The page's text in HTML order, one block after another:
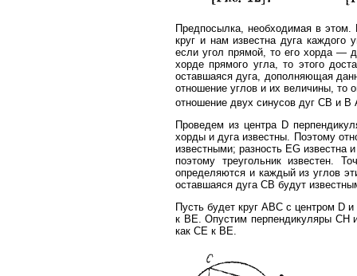
Предпосылка, необходимая в
круг и нам известна дуга каждого
если угол прямой, то его хорда —
хорде прямого угла, то этого
оставшаяся дуга, дополняющая
отношение углов и их величины, то
отношение двух синусов дуг СВ и В
Проведем из центра D
хорды и дуга известны. Поэтому
известными; разность EG известна
поэтому треугольник известен.
определяются и каждый из углов
оставшаяся дуга СВ будут
Пусть будет круг ABC с центром D
к BE. Опустим перпендикуляры СН
как СЕ к BE.